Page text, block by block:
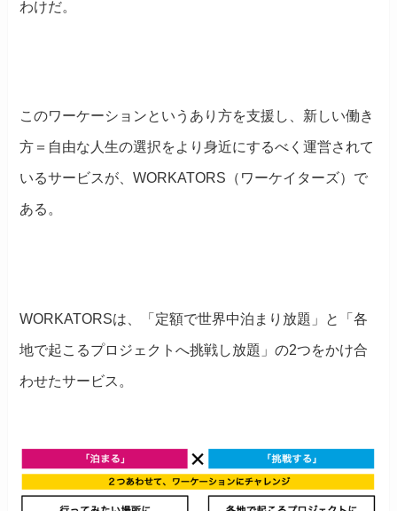
わけだ。
このワーケーションというあり方を支援し、新しい働き
方＝自由な人生の選択をより身近にするべく運営されて
いるサービスが、WORKATORS（ワーケイターズ）で
ある。
WORKATORSは、「定額で世界中泊まり放題」と「各
地で起こるプロジェクトへ挑戦し放題」の2つをかけ合
わせたサービス。